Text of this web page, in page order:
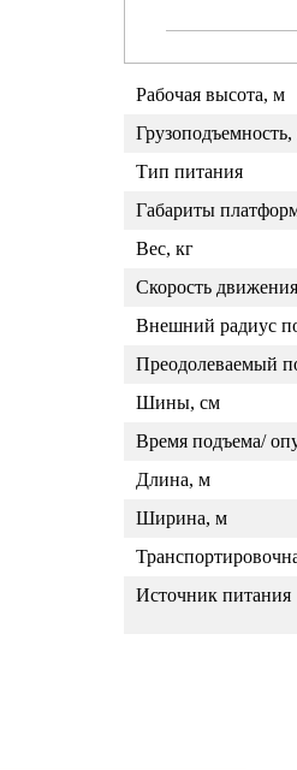
Вы
с
Рабочая высота, м
Грузоподъемность,
Тип питания
Габариты
Вес, кг
Скорость
Внешний радиус
Преодолеваемый
Шины, см
Время подъема/
Длина, м
Ширина, м
Источник питания